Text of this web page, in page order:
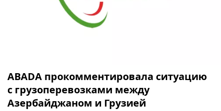
ABADA прокомментировала ситуацию
с грузоперевозками между
Азербайджаном и Грузией